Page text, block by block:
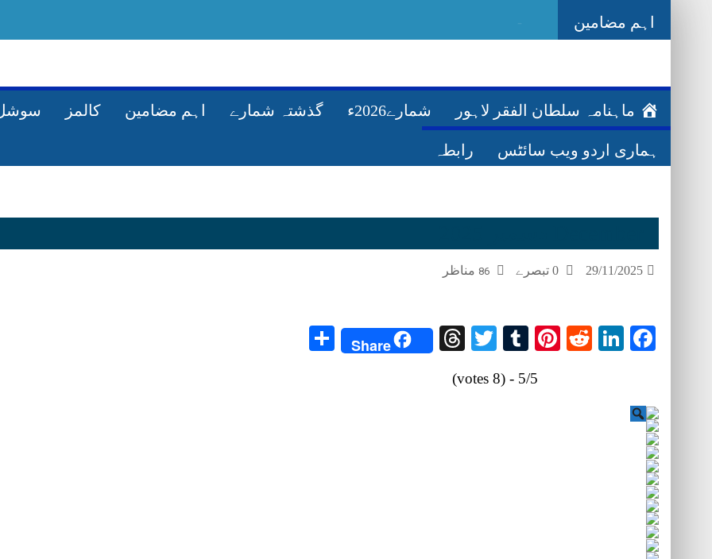
اہم مضامین -
ماہنامہ سلطان الفقر لاہور شمارے2026ء گذشتہ شمارے اہم مضامین کالمز سوشل
ہماری اردو ویب سائٹس رابطہ
29/11/2025
86 مناظر
Facebook
LinkedIn
Reddit
Pinterest
Tumblr
Twitter
Threads
Share
5/5 - (8 votes)